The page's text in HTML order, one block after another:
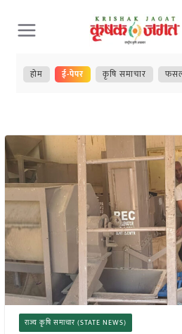
Skip
to
content
होम ई-पेपर कृषि समाचार
राज्य कृषि समाचार (STATE NEWS)